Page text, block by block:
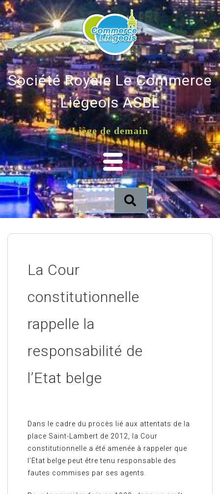
Société Royale Le Commerce
Liégeois ASBL
Liège de demain
La Cour
constitutionnelle
rappelle la
responsabilité de
l’Etat belge
Dans le cadre du procès lié aux attentats de la
place Saint-Lambert de 2012, la Cour
constitutionnelle a été amenée à rappeler que
l’Etat belge peut être tenu responsable des
fautes commises par ses agents.